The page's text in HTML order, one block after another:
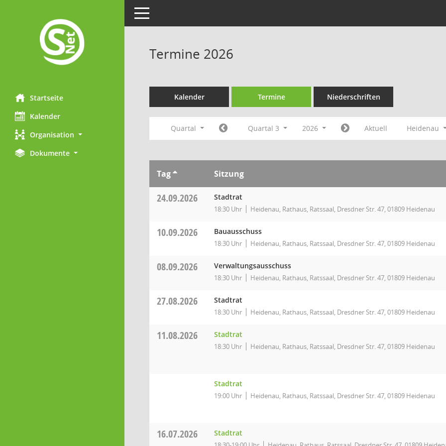
Startseite
Kalender
Organisation
Dokumente
Toggle navigation
Termine 2026
Kalender Termine Niederschriften
Quartal Quartal 3 2026 Aktuell Heidenau
Tag Sitzung
24.09.2026 Stadtrat
18:30 Uhr Heidenau, Rathaus, Ratssaal, Dresdner Str. 47, 01809 Heidenau
10.09.2026 Bauausschuss
18:30 Uhr Heidenau, Rathaus, Ratssaal, Dresdner Str. 47, 01809 Heidenau
08.09.2026 Verwaltungsausschuss
18:30 Uhr Heidenau, Rathaus, Ratssaal, Dresdner Str. 47, 01809 Heidenau
27.08.2026 Stadtrat
18:30 Uhr Heidenau, Rathaus, Ratssaal, Dresdner Str. 47, 01809 Heidenau
11.08.2026 Stadtrat
18:30 Uhr Heidenau, Rathaus, Ratssaal, Dresdner Str. 47, 01809 Heidenau
Stadtrat
19:00 Uhr Heidenau, Rathaus, Ratssaal, Dresdner Str. 47, 01809 Heidenau
16.07.2026 Stadtrat